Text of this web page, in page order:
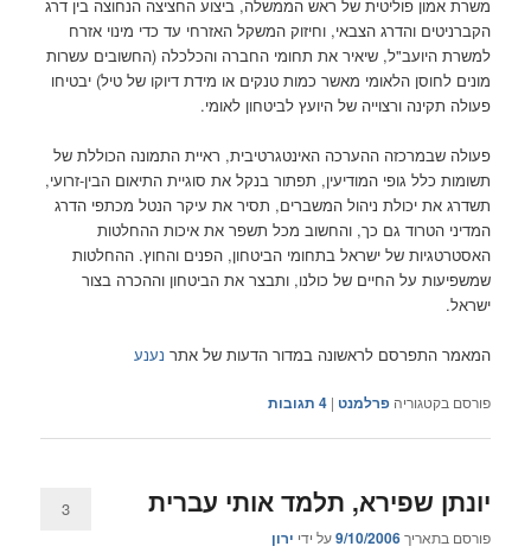
משרת אמון פוליטית של ראש הממשלה, ביצוע החציצה הנחוצה בין דרג
הקברניטים והדרג הצבאי, וחיזוק המשקל האזרחי עד כדי מינוי אזרח
למשרת היועב"ל, שיאיר את תחומי החברה והכלכלה (החשובים עשרות
מונים לחוסן הלאומי מאשר כמות טנקים או מידת דיוקו של טיל) יבטיחו
פעולה תקינה ורצוייה של היועץ לביטחון לאומי.
פעולה שבמרכזה ההערכה האינטגרטיבית, ראיית התמונה הכוללת של
תשומות כלל גופי המודיעין, תפתור בנקל את סוגיית התיאום הבין-זרועי,
תשדרג את יכולת ניהול המשברים, תסיר את עיקר הנטל מכתפי הדרג
המדיני הטרוד גם כך, והחשוב מכל תשפר את איכות ההחלטות
האסטרטגיות של ישראל בתחומי הביטחון, הפנים והחוץ. ההחלטות
שמשפיעות על החיים של כולנו, ותבצר את הביטחון וההכרה בצור
ישראל.
המאמר התפרסם לראשונה במדור הדעות של אתר נענע
פורסם בקטגוריה פרלמנט |
4 תגובות
יונתן שפירא, תלמד אותי עברית
פורסם בתאריך9/10/2006על ידי ירון
3